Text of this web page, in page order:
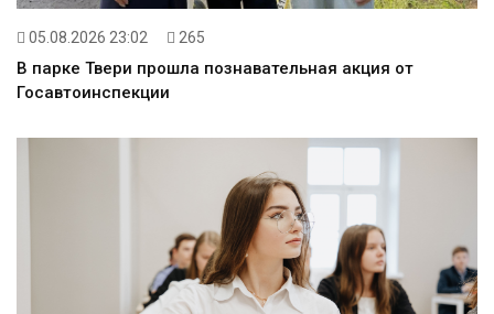
05.08.2026 23:02 265
В парке Твери прошла познавательная акция от
Госавтоинспекции